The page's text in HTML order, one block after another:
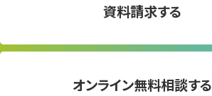
資料請求する
オンライン無料相談する